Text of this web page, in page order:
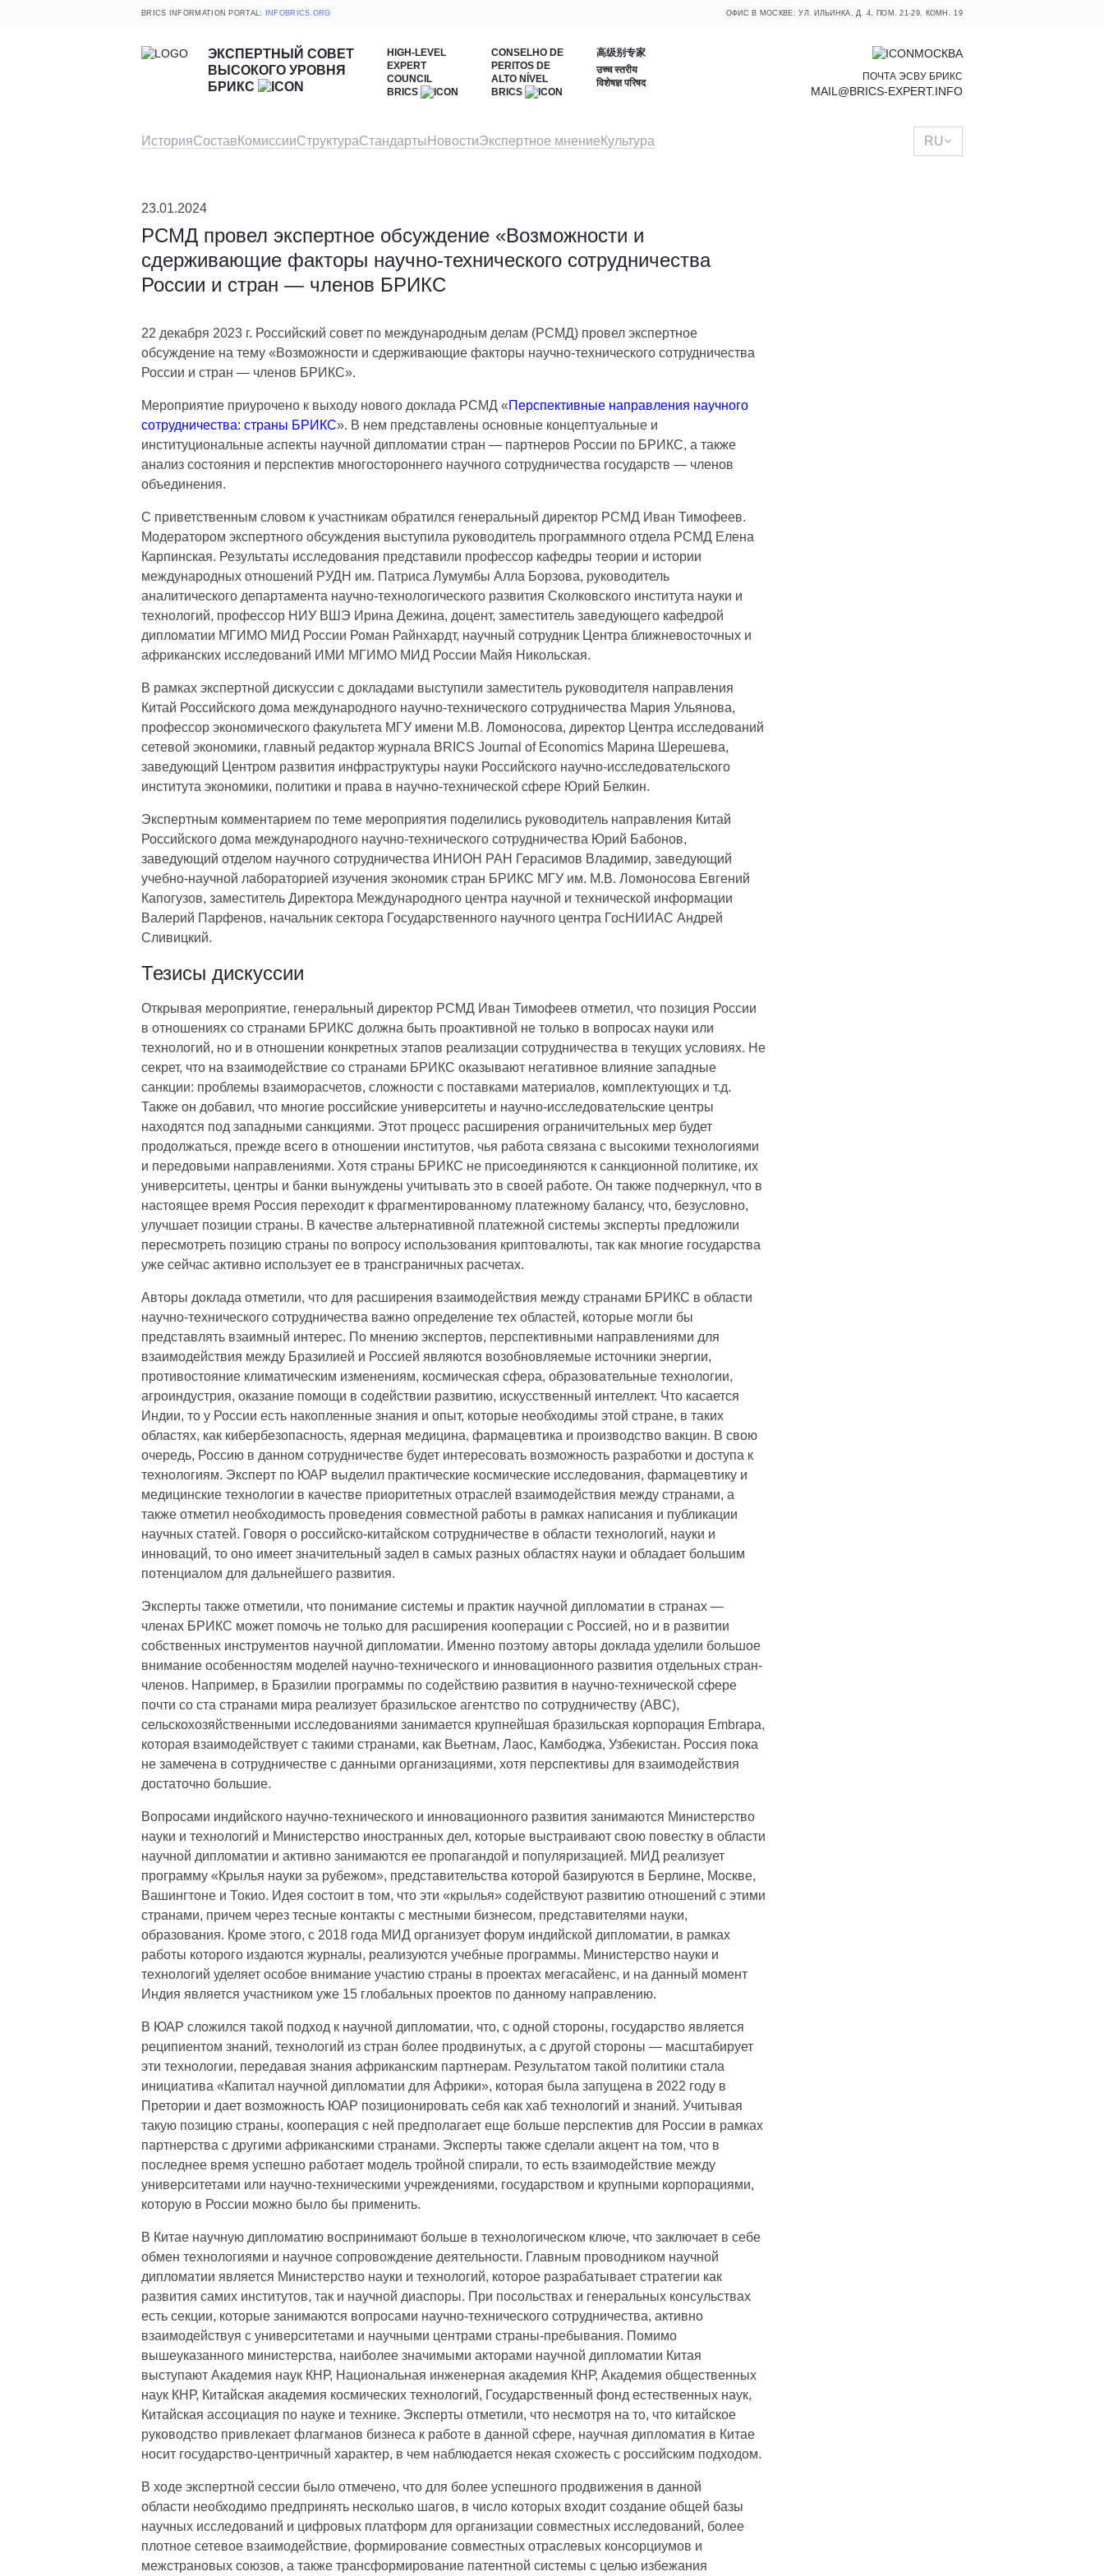
BRICS INFORMATION PORTAL: INFOBRICS.ORG ОФИС В МОСКВЕ: УЛ. ИЛЬИНКА, Д. 4, ПОМ. 21-29, КОМН. 19
ЭКСПЕРТНЫЙ СОВЕТ
ВЫСОКОГО УРОВНЯ
БРИКС
HIGH-LEVEL
EXPERT
COUNCIL
BRICS
CONSELHO DE
PERITOS DE
ALTO NÍVEL
BRICS
高级别专家
उच्च स्तरीय
विशेषज्ञ परिषद
МОСКВА
ПОЧТА ЭСВУ БРИКС
MAIL@BRICS-EXPERT.INFO
ИсторияСостав КомиссииСтруктураСтандарты НовостиЭкспертное мнение Культура RU
23.01.2024
РСМД провел экспертное обсуждение «Возможности и
сдерживающие факторы научно-технического сотрудничества
России и стран — членов БРИКС
22 декабря 2023 г. Российский совет по международным делам (РСМД) провел экспертное
обсуждение на тему «Возможности и сдерживающие факторы научно-технического сотрудничества
России и стран — членов БРИКС».
Мероприятие приурочено к выходу нового доклада РСМД «Перспективные направления научного
сотрудничества: страны БРИКС». В нем представлены основные концептуальные и
институциональные аспекты научной дипломатии стран — партнеров России по БРИКС, а также
анализ состояния и перспектив многостороннего научного сотрудничества государств — членов
объединения.
С приветственным словом к участникам обратился генеральный директор РСМД Иван Тимофеев.
Модератором экспертного обсуждения выступила руководитель программного отдела РСМД Елена
Карпинская. Результаты исследования представили профессор кафедры теории и истории
международных отношений РУДН им. Патриса Лумумбы Алла Борзова, руководитель
аналитического департамента научно-технологического развития Сколковского института науки и
технологий, профессор НИУ ВШЭ Ирина Дежина, доцент, заместитель заведующего кафедрой
дипломатии МГИМО МИД России Роман Райнхардт, научный сотрудник Центра ближневосточных и
африканских исследований ИМИ МГИМО МИД России Майя Никольская.
В рамках экспертной дискуссии с докладами выступили заместитель руководителя направления
Китай Российского дома международного научно-технического сотрудничества Мария Ульянова,
профессор экономического факультета МГУ имени М.В. Ломоносова, директор Центра исследований
сетевой экономики, главный редактор журнала BRICS Journal of Economics Марина Шерешева,
заведующий Центром развития инфраструктуры науки Российского научно-исследовательского
института экономики, политики и права в научно-технической сфере Юрий Белкин.
Экспертным комментарием по теме мероприятия поделились руководитель направления Китай
Российского дома международного научно-технического сотрудничества Юрий Бабонов,
заведующий отделом научного сотрудничества ИНИОН РАН Герасимов Владимир, заведующий
учебно-научной лабораторией изучения экономик стран БРИКС МГУ им. М.В. Ломоносова Евгений
Капогузов, заместитель Директора Международного центра научной и технической информации
Валерий Парфенов, начальник сектора Государственного научного центра ГосНИИАС Андрей
Сливицкий.
Тезисы дискуссии
Открывая мероприятие, генеральный директор РСМД Иван Тимофеев отметил, что позиция России
в отношениях со странами БРИКС должна быть проактивной не только в вопросах науки или
технологий, но и в отношении конкретных этапов реализации сотрудничества в текущих условиях. Не
секрет, что на взаимодействие со странами БРИКС оказывают негативное влияние западные
санкции: проблемы взаиморасчетов, сложности с поставками материалов, комплектующих и т.д.
Также он добавил, что многие российские университеты и научно-исследовательские центры
находятся под западными санкциями. Этот процесс расширения ограничительных мер будет
продолжаться, прежде всего в отношении институтов, чья работа связана с высокими технологиями
и передовыми направлениями. Хотя страны БРИКС не присоединяются к санкционной политике, их
университеты, центры и банки вынуждены учитывать это в своей работе. Он также подчеркнул, что в
настоящее время Россия переходит к фрагментированному платежному балансу, что, безусловно,
улучшает позиции страны. В качестве альтернативной платежной системы эксперты предложили
пересмотреть позицию страны по вопросу использования криптовалюты, так как многие государства
уже сейчас активно использует ее в трансграничных расчетах.
Авторы доклада отметили, что для расширения взаимодействия между странами БРИКС в области
научно-технического сотрудничества важно определение тех областей, которые могли бы
представлять взаимный интерес. По мнению экспертов, перспективными направлениями для
взаимодействия между Бразилией и Россией являются возобновляемые источники энергии,
противостояние климатическим изменениям, космическая сфера, образовательные технологии,
агроиндустрия, оказание помощи в содействии развитию, искусственный интеллект. Что касается
Индии, то у России есть накопленные знания и опыт, которые необходимы этой стране, в таких
областях, как кибербезопасность, ядерная медицина, фармацевтика и производство вакцин. В свою
очередь, Россию в данном сотрудничестве будет интересовать возможность разработки и доступа к
технологиям. Эксперт по ЮАР выделил практические космические исследования, фармацевтику и
медицинские технологии в качестве приоритетных отраслей взаимодействия между странами, а
также отметил необходимость проведения совместной работы в рамках написания и публикации
научных статей. Говоря о российско-китайском сотрудничестве в области технологий, науки и
инноваций, то оно имеет значительный задел в самых разных областях науки и обладает большим
потенциалом для дальнейшего развития.
Эксперты также отметили, что понимание системы и практик научной дипломатии в странах —
членах БРИКС может помочь не только для расширения кооперации с Россией, но и в развитии
собственных инструментов научной дипломатии. Именно поэтому авторы доклада уделили большое
внимание особенностям моделей научно-технического и инновационного развития отдельных стран-
членов. Например, в Бразилии программы по содействию развития в научно-технической сфере
почти со ста странами мира реализует бразильское агентство по сотрудничеству (ABC),
сельскохозяйственными исследованиями занимается крупнейшая бразильская корпорация Embrapa,
которая взаимодействует с такими странами, как Вьетнам, Лаос, Камбоджа, Узбекистан. Россия пока
не замечена в сотрудничестве с данными организациями, хотя перспективы для взаимодействия
достаточно большие.
Вопросами индийского научно-технического и инновационного развития занимаются Министерство
науки и технологий и Министерство иностранных дел, которые выстраивают свою повестку в области
научной дипломатии и активно занимаются ее пропагандой и популяризацией. МИД реализует
программу «Крылья науки за рубежом», представительства которой базируются в Берлине, Москве,
Вашингтоне и Токио. Идея состоит в том, что эти «крылья» содействуют развитию отношений с этими
странами, причем через тесные контакты с местными бизнесом, представителями науки,
образования. Кроме этого, с 2018 года МИД организует форум индийской дипломатии, в рамках
работы которого издаются журналы, реализуются учебные программы. Министерство науки и
технологий уделяет особое внимание участию страны в проектах мегасайенс, и на данный момент
Индия является участником уже 15 глобальных проектов по данному направлению.
В ЮАР сложился такой подход к научной дипломатии, что, с одной стороны, государство является
реципиентом знаний, технологий из стран более продвинутых, а с другой стороны — масштабирует
эти технологии, передавая знания африканским партнерам. Результатом такой политики стала
инициатива «Капитал научной дипломатии для Африки», которая была запущена в 2022 году в
Претории и дает возможность ЮАР позиционировать себя как хаб технологий и знаний. Учитывая
такую позицию страны, кооперация с ней предполагает еще больше перспектив для России в рамках
партнерства с другими африканскими странами. Эксперты также сделали акцент на том, что в
последнее время успешно работает модель тройной спирали, то есть взаимодействие между
университетами или научно-техническими учреждениями, государством и крупными корпорациями,
которую в России можно было бы применить.
В Китае научную дипломатию воспринимают больше в технологическом ключе, что заключает в себе
обмен технологиями и научное сопровождение деятельности. Главным проводником научной
дипломатии является Министерство науки и технологий, которое разрабатывает стратегии как
развития самих институтов, так и научной диаспоры. При посольствах и генеральных консульствах
есть секции, которые занимаются вопросами научно-технического сотрудничества, активно
взаимодействуя с университетами и научными центрами страны-пребывания. Помимо
вышеуказанного министерства, наиболее значимыми акторами научной дипломатии Китая
выступают Академия наук КНР, Национальная инженерная академия КНР, Академия общественных
наук КНР, Китайская академия космических технологий, Государственный фонд естественных наук,
Китайская ассоциация по науке и технике. Эксперты отметили, что несмотря на то, что китайское
руководство привлекает флагманов бизнеса к работе в данной сфере, научная дипломатия в Китае
носит государство-центричный характер, в чем наблюдается некая схожесть с российским подходом.
В ходе экспертной сессии было отмечено, что для более успешного продвижения в данной
области необходимо предпринять несколько шагов, в число которых входит создание общей базы
научных исследований и цифровых платформ для организации совместных исследований, более
плотное сетевое взаимодействие, формирование совместных отраслевых консорциумов и
межстрановых союзов, а также трансформирование патентной системы с целью избежания